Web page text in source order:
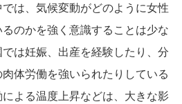
は、気候変動がどのように女性
のかを強く意識することは少な
は妊娠、出産を経験したり、分
体労働を強いられたりしている
よる温度上昇などは、大きな影